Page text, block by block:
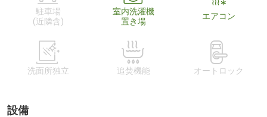
駐車場
(近隣含)
室内洗濯機
置き場
エアコン
洗面所独立 追焚機能 オートロック
設備